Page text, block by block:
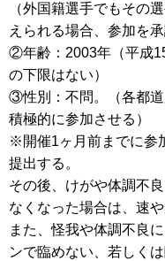
（外国籍選手でもその
えられる場合、参加を承
②年齢：2003年（平成
の下限はない）
③性別：不問。（各都
積極的に参加させる）
※開催1ヶ月前までに参
提出する。
その後、けがや体調不
なくなった場合は、速
また、怪我や体調不良
ンで臨めない、若しく